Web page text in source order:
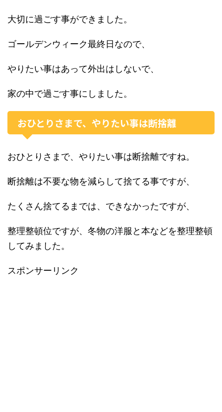
大切に過ごす事ができました。
ゴールデンウィーク最終日なので、
やりたい事はあって外出はしないで、
家の中で過ごす事にしました。
おひとりさまで、やりたい事は断捨離
おひとりさまで、やりたい事は断捨離ですね。
断捨離は不要な物を減らして捨てる事ですが、
たくさん捨てるまでは、できなかったですが、
整理整頓位ですが、冬物の洋服と本などを整理整頓
してみました。
スポンサーリンク